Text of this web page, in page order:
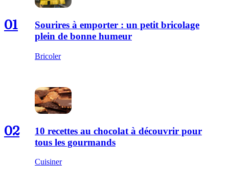
01
Sourires à emporter : un petit bricolage
plein de bonne humeur
Bricoler
02
10 recettes au chocolat à découvrir pour
tous les gourmands
Cuisiner